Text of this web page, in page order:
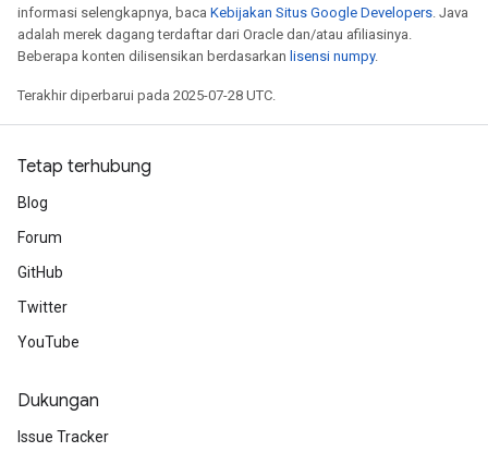
informasi selengkapnya, baca Kebijakan Situs Google Developers. Java
adalah merek dagang terdaftar dari Oracle dan/atau afiliasinya.
Beberapa konten dilisensikan berdasarkan lisensi numpy.
Terakhir diperbarui pada 2025-07-28 UTC.
Tetap terhubung
Blog
Forum
GitHub
Twitter
YouTube
Dukungan
Issue Tracker